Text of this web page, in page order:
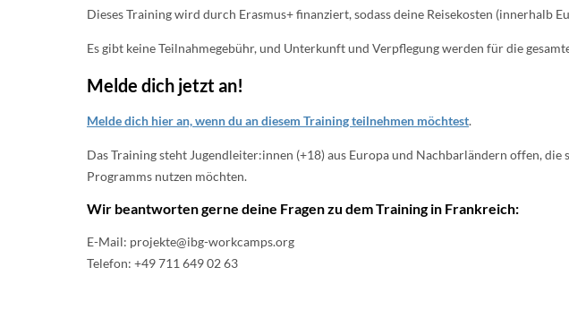
Dieses Training wird durch Erasmus+ finanziert, sodass deine Reisekosten
Es gibt keine Teilnahmegebühr, und Unterkunft und Verpflegung werden für die
Melde dich jetzt an!
Melde dich hier an, wenn du an diesem Training teilnehmen möchtest.
Das Training steht Jugendleiter:innen (+18) aus Europa und Nachbarländern offen,
Programms nutzen möchten.
Wir beantworten gerne deine Fragen zu dem Training in Frankreich:
E-Mail: projekte@ibg-workcamps.org
Telefon: +49 711 649 02 63